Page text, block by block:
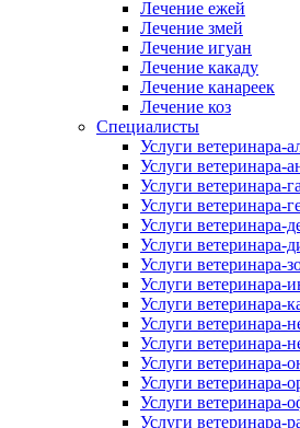
Лечение ежей
Лечение змей
Лечение игуан
Лечение какаду
Лечение канареек
Лечение коз
Специалисты
Услуги ветеринара-
Услуги ветеринара-
Услуги ветеринара-
Услуги ветеринара-
Услуги ветеринара-
Услуги ветеринара-
Услуги ветеринара-
Услуги ветеринара-
Услуги ветеринара-
Услуги ветеринара-
Услуги ветеринара-
Услуги ветеринара-
Услуги ветеринара-
Услуги ветеринара-
Услуги ветеринара-